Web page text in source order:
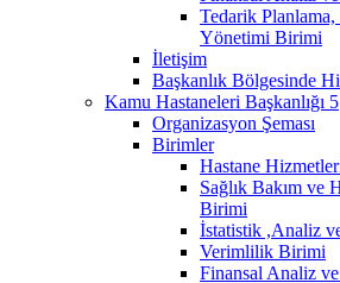
Tedarik
Yönetimi Birimi
İletişim
Başkanlık Bölgesinde
Kamu Hastaneleri Başkanlığı 5
Organizasyon Şeması
Birimler
Hastane
Sağlık Bakım ve
Birimi
İstatistik ,Analiz
Verimlilik Birimi
Finansal Analiz